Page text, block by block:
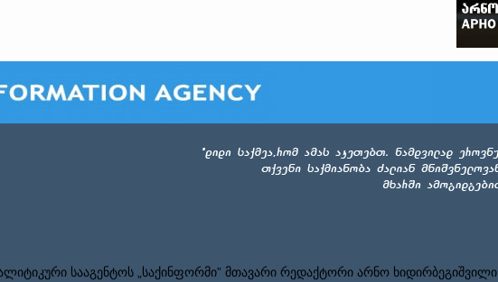
სააგენტოს „საქინფორმი” მთავარი რედაქტორი არნო ხიდირბეგიშვილი